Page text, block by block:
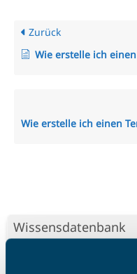
Wissensdatenbank
Zurück
Wie erstelle ich